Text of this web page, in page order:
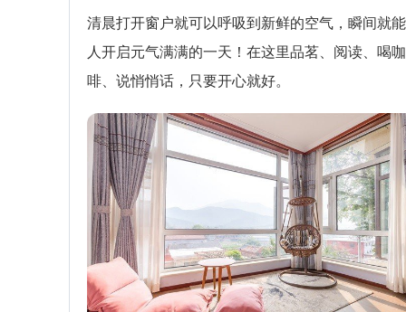
清晨打开窗户就可以呼吸到新鲜的空气，瞬间就
人开启元气满满的一天！在这里品茗、阅读、喝咖
啡、说悄悄话，只要开心就好。